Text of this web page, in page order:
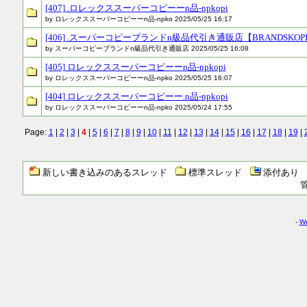
[407] .ロレックススーパーコピーーn品-npkopi
by ロレックススーパーコピーーn品-npko 2025/05/25 16:17
[406] .スーパーコピーブランドn級品代引き通販店【
by スーパーコピーブランドn級品代引き通販店 2025/05/25 16:08
[405] ロレックススーパーコピーーn品-npkopi
by ロレックススーパーコピーーn品-npko 2025/05/25 16:07
[404] ロレックススーパーコピーー.n品-npkopi
by ロレックススーパーコピーーn品-npko 2025/05/24 17:55
Page: 1 2 3 4| 5| 6 7 8| 9 10| 11 12 13 14| 15| 16 17 18| 19
新しい書き込みのあるスレッド 標準スレッド
添付あり
-